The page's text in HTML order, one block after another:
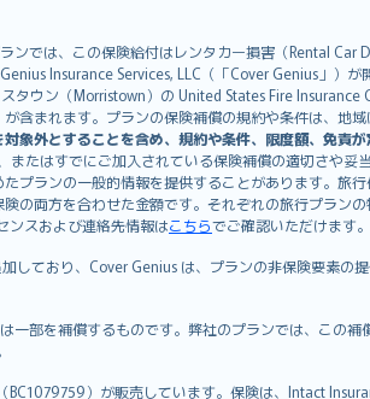
ンでは、この保険給付はレンタカー損害（Rental Car
Insurance Services, LLC（「Cover Genius」）が
ウン（Morristown）の United States Fire Insurance
含まれます。プランの保険補償の規約や条件は、地
象外とすることを含め、規約や条件、限度額、免責が
たはすでにご加入されている保険補償の適切さや妥
プランの一般的情報を提供することがあります。旅
の両方を合わせた金額です。それぞれの旅行プラン
ンスおよび連絡先情報はこちらでご確認いただけます。
しており、Cover Genius は、プランの非保険要素の
部を補償するものです。弊社のプランでは、この補
）が販売しています。保険は、Intact